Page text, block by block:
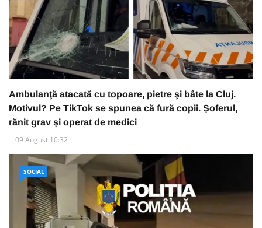
Ambulanţă atacată cu topoare, pietre şi bâte la Cluj.
Motivul? Pe TikTok se spunea că fură copii. Șoferul,
rănit grav și operat de medici
09 August 10:32
SOCIAL